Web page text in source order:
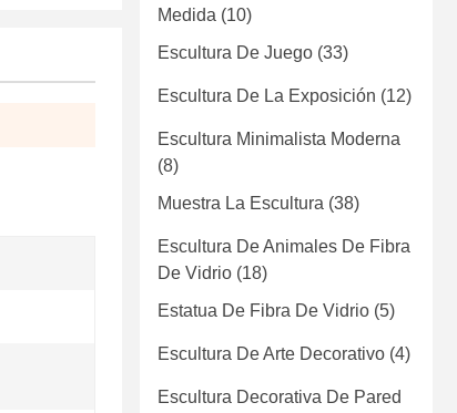
Medida (10)
Escultura De Juego (33)
Escultura De La Exposición (12)
Escultura Minimalista Moderna
(8)
Muestra La Escultura (38)
Escultura De Animales De Fibra
De Vidrio (18)
Estatua De Fibra De Vidrio (5)
Escultura De Arte Decorativo (4)
Escultura Decorativa De Pared